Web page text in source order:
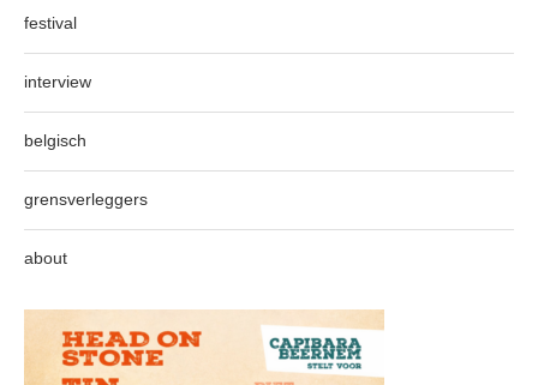
festival
interview
belgisch
grensverleggers
about